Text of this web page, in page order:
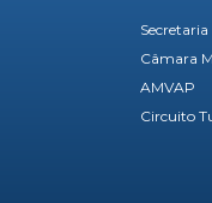
Câmara
AMVAP
Circuito